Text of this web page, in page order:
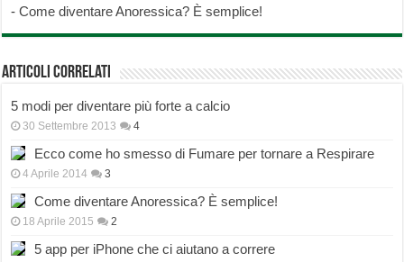
-Come diventare Anoressica? È semplice!
Articoli correlati
5 modi per diventare più forte a calcio
30 Settembre 2013 4
Ecco come ho smesso di Fumare per tornare a Respirare
4 Aprile 2014 3
Come diventare Anoressica? È semplice!
18 Aprile 2015 2
5 app per iPhone che ci aiutano a correre